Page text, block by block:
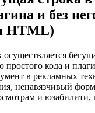
и без
HTML)
простого кода и
в рекламных
ненавязчивый
и